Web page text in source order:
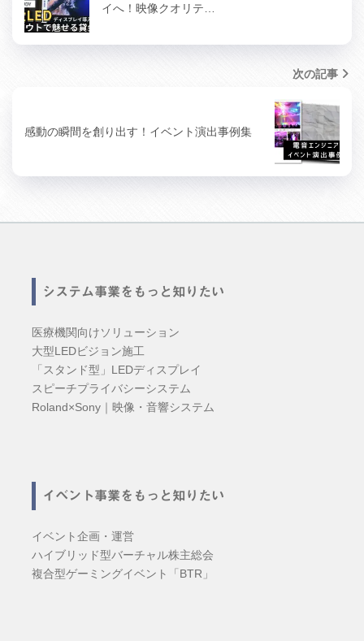
イへ！映像クオリテ…
次の記事
感動の瞬間を創り出す！イベント演出事例集
システム事業をもっと知りたい
医療機関向けソリューション
大型LEDビジョン施工
「スタンド型」LEDディスプレイ
スピーチプライバシーシステム
Roland×Sony｜映像・音響システム
イベント事業をもっと知りたい
イベント企画・運営
ハイブリッド型バーチャル株主総会
複合型ゲーミングイベント「BTR」